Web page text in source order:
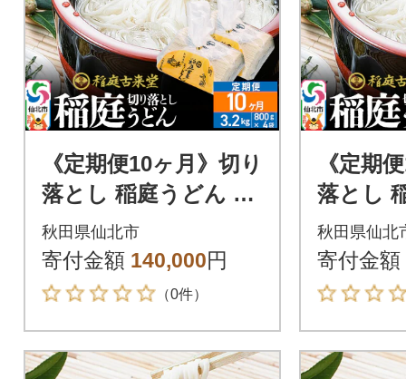
《定期便10ヶ月》切り
落とし 稲庭うどん 中
800g×4を10回|02_ikd
-210410
秋田県仙北市
寄付金額 140,000円
（0件）
《定期
落とし
800g×4
-210411
秋田県仙北
寄付金額